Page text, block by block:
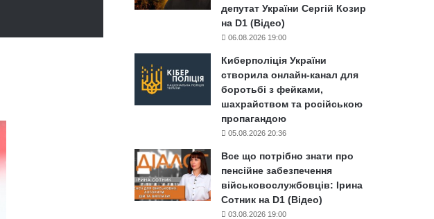
депутат України Сергій Козир
на D1 (Відео)
06.08.2026 19:00
Киберполіція України
створила онлайн-канал для
боротьбі з фейками,
шахрайством та російською
пропагандою
05.08.2026 20:36
Все що потрібно знати про
пенсійне забезпечення
військовослужбовців: Ірина
Сотник на D1 (Відео)
03.08.2026 19:00